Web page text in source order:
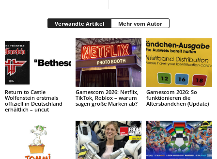
Verwandte Artikel Mehr vom Autor
Return to Castle
Wolfenstein erstmals
offiziell in Deutschland
erhältlich – uncut
Gamescom 2026: Netflix,
TikTok, Roblox – warum
sagen große Marken ab?
Gamescom 2026: So
funktionieren die
Altersbändchen (Update)